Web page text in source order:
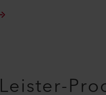
Leister-